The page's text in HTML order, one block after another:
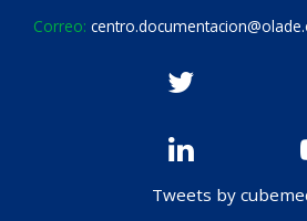
Correo:
Tweets by